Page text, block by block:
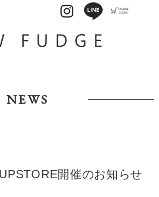
NEWS
開催のお知らせ